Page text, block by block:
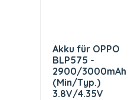
Akku für OPPO
BLP575 -
2900/3000mAh
(Min/Typ.)
3.8V/4.35V